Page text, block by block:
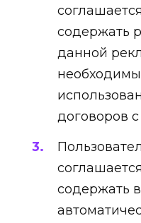
содержать
данной
договоров
содержать